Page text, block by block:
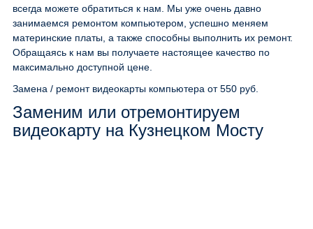
всегда можете обратиться к нам. Мы уже очень давно
занимаемся ремонтом компьютером, успешно меняем
материнские платы, а также способны выполнить их ремонт.
Обращаясь к нам вы получаете настоящее качество по
максимально доступной цене.
Замена / ремонт видеокарты компьютера от 550 руб.
Заменим или отремонтируем
видеокарту на Кузнецком Мосту